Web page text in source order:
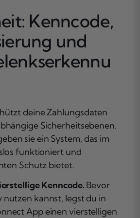
Kenncode,
und
deine Zahlungsdaten
Sicherheitsebenen.
sie ein System, das im
funktioniert und
Schutz bietet.
Kenncode. Bevor
nutzen kannst, legst du in
App einen vierstelligen